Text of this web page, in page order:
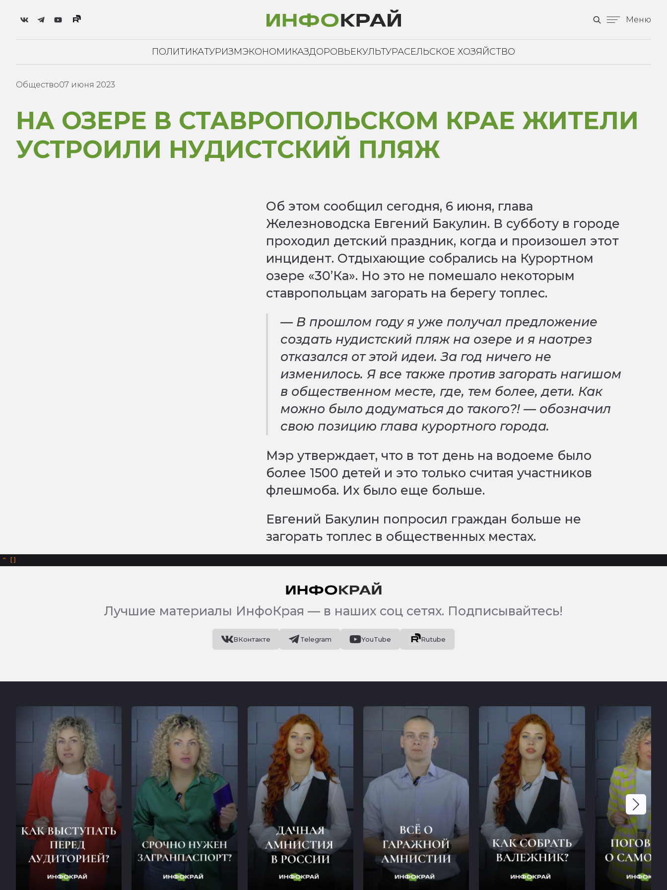
Меню
ПОЛИТИКАТУРИЗМЭКОНОМИКАЗДОРОВЬЕКУЛЬТУРАСЕЛЬСКОЕ ХОЗЯЙСТВО
Общество07 июня 2023
НА ОЗЕРЕ В СТАВРОПОЛЬСКОМ КРАЕ ЖИТЕЛИ
УСТРОИЛИ НУДИСТСКИЙ ПЛЯЖ
Об этом сообщил сегодня, 6 июня, глава
Железноводска Евгений Бакулин. В субботу в городе
проходил детский праздник, когда и произошел этот
инцидент. Отдыхающие собрались на Курортном
озере «30’Ка». Но это не помешало некоторым
ставропольцам загорать на берегу топлес.
— В прошлом году я уже получал предложение
создать нудистский пляж на озере и я наотрез
отказался от этой идеи. За год ничего не
изменилось. Я все также против загорать нагишом
в общественном месте, где, тем более, дети. Как
можно было додуматься до такого?! — обозначил
свою позицию глава курортного города.
Мэр утверждает, что в тот день на водоеме было
более 1500 детей и это только считая участников
флешмоба. Их было еще больше.
Евгений Бакулин попросил граждан больше не
загорать топлес в общественных местах.
^
Лучшие материалы ИнфоКрая — в наших соц сетях. Подписывайтесь!
ВКонтакте Telegram YouTube Rutube